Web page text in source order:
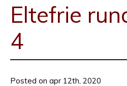
Eltefrie
4
Posted on apr 12th, 2020